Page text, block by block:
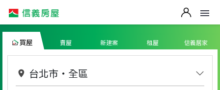
買屋 賣屋 新建案 租屋 信義居家
台北市 ・ 全區